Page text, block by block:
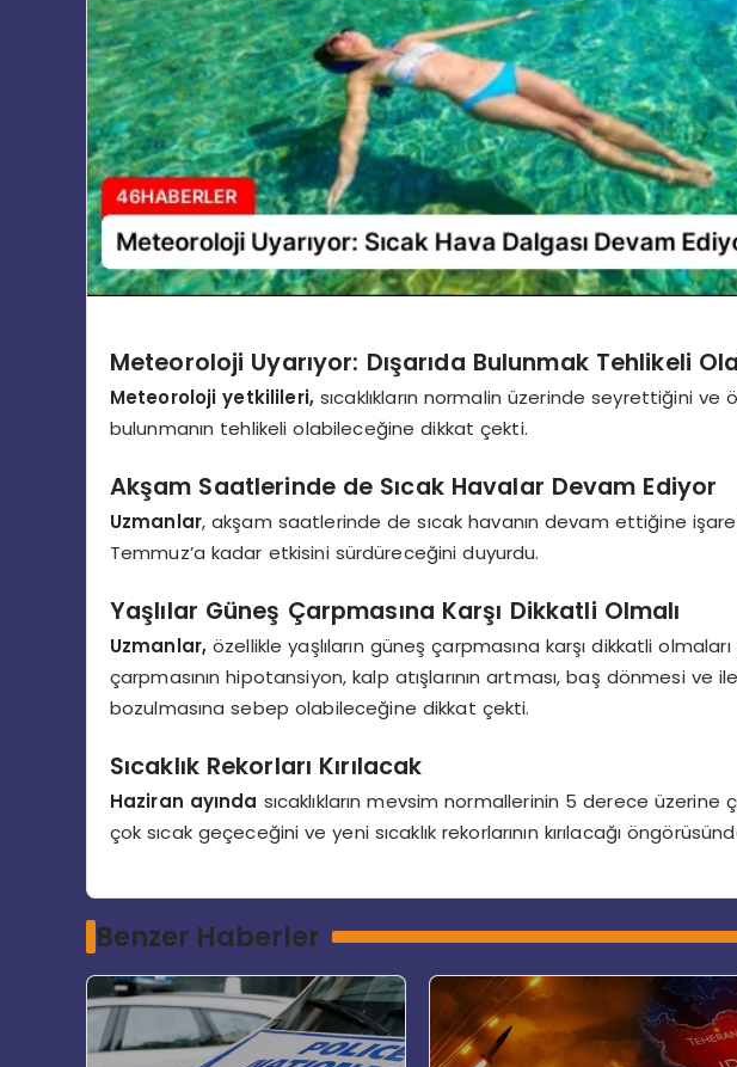
Meteoroloji Uyarıyor: Dışarıda Bulunmak Tehlikeli
Meteoroloji yetkilileri, sıcaklıkların normalin üzerinde seyrettiğini ve
bulunmanın tehlikeli olabileceğine dikkat çekti.
Akşam Saatlerinde de Sıcak Havalar Devam Ediyor
Uzmanlar, akşam saatlerinde de sıcak havanın devam ettiğine
Temmuz’a kadar etkisini sürdüreceğini duyurdu.
Yaşlılar Güneş Çarpmasına Karşı Dikkatli Olmalı
Uzmanlar, özellikle yaşlıların güneş çarpmasına karşı dikkatli
çarpmasının hipotansiyon, kalp atışlarının artması, baş dönmesi ve
bozulmasına sebep olabileceğine dikkat çekti.
Sıcaklık Rekorları Kırılacak
Haziran ayında sıcaklıkların mevsim normallerinin 5 derece üzerine
çok sıcak geçeceğini ve yeni sıcaklık rekorlarının kırılacağı
Benzer Haberler